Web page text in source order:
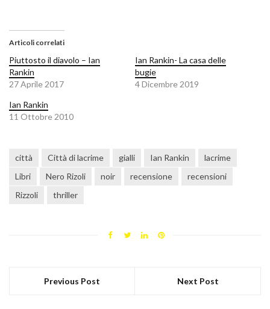
Articoli correlati
Piuttosto il diavolo – Ian
Rankin
27 Aprile 2017
Ian Rankin- La casa delle
bugie
4 Dicembre 2019
Ian Rankin
11 Ottobre 2010
città Città di lacrime gialli Ian Rankin
lacrime
Libri
Nero Rizoli noir recensione
recensioni
Rizzoli
thriller
Previous Post Next Post